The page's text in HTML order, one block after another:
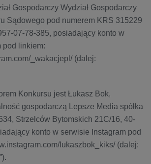
Gospodarczy Wydział Gospodarczy
Sądowego pod numerem KRS 315229
07-78-385, posiadający konto w
pod linkiem:
_wakacjepl/ (dalej:
Konkursu jest Łukasz Bok,
gospodarczą Lepsze Media spółka
Strzelców Bytomskich 21C/16, 40-
konto w serwisie Instagram pod
lukaszbok_kiks/ (dalej: